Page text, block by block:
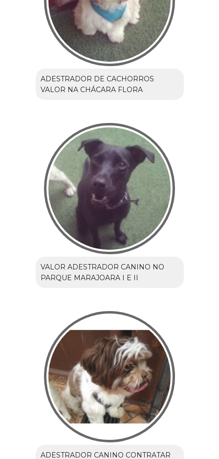
ADESTRADOR DE CACHORROS
VALOR NA CHÁCARA FLORA
VALOR ADESTRADOR CANINO NO
PARQUE MARAJOARA I E II
ADESTRADOR CANINO CONTRATAR